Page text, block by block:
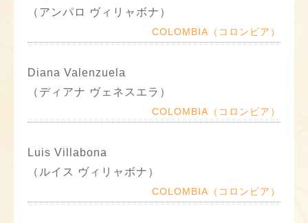
（アンパロ ヴィリャボナ）
COLOMBIA（コロンビア）
Diana Valenzuela
（ディアナ ヴェネスエラ）
COLOMBIA（コロンビア）
Luis Villabona
（ルイス ヴィリャボナ）
COLOMBIA（コロンビア）